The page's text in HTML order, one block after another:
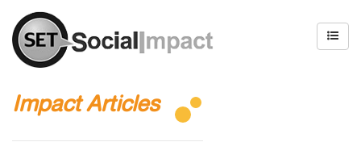
Impact Articles